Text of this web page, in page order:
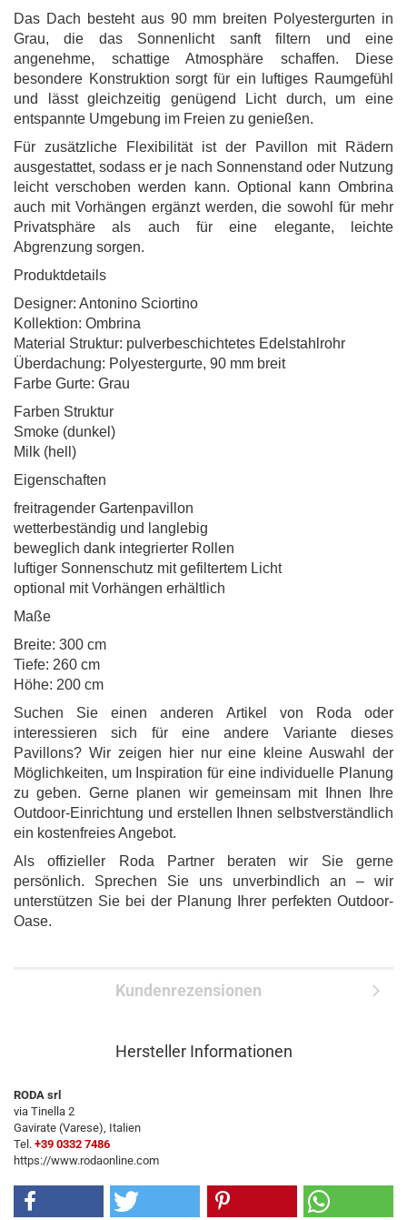
Das Dach besteht aus 90 mm breiten Polyestergurten in
Grau, die das Sonnenlicht sanft filtern und eine
angenehme, schattige Atmosphäre schaffen. Diese
besondere Konstruktion sorgt für ein luftiges Raumgefühl
und lässt gleichzeitig genügend Licht durch, um eine
entspannte Umgebung im Freien zu genießen.
Für zusätzliche Flexibilität ist der Pavillon mit Rädern
ausgestattet, sodass er je nach Sonnenstand oder Nutzung
leicht verschoben werden kann. Optional kann Ombrina
auch mit Vorhängen ergänzt werden, die sowohl für mehr
Privatsphäre als auch für eine elegante, leichte
Abgrenzung sorgen.
Produktdetails
Designer: Antonino Sciortino
Kollektion: Ombrina
Material Struktur: pulverbeschichtetes Edelstahlrohr
Überdachung: Polyestergurte, 90 mm breit
Farbe Gurte: Grau
Farben Struktur
Smoke (dunkel)
Milk (hell)
Eigenschaften
freitragender Gartenpavillon
wetterbeständig und langlebig
beweglich dank integrierter Rollen
luftiger Sonnenschutz mit gefiltertem Licht
optional mit Vorhängen erhältlich
Maße
Breite: 300 cm
Tiefe: 260 cm
Höhe: 200 cm
Suchen Sie einen anderen Artikel von Roda oder
interessieren sich für eine andere Variante dieses
Pavillons? Wir zeigen hier nur eine kleine Auswahl der
Möglichkeiten, um Inspiration für eine individuelle Planung
zu geben. Gerne planen wir gemeinsam mit Ihnen Ihre
Outdoor-Einrichtung und erstellen Ihnen selbstverständlich
ein kostenfreies Angebot.
Als offizieller Roda Partner beraten wir Sie gerne
persönlich. Sprechen Sie uns unverbindlich an – wir
unterstützen Sie bei der Planung Ihrer perfekten Outdoor-
Oase.
Kundenrezensionen
Hersteller Informationen
RODA srl
via Tinella 2
Gavirate (Varese), Italien
Tel. +39 0332 7486
https://www.rodaonline.com